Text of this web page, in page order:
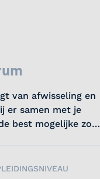
van afwisseling en
er samen met je
best mogelijke zorg